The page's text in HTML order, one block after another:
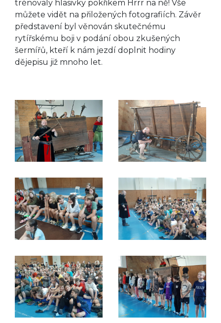
trénovaly hlasivky pokřikem Hrrr na ně! Vše
můžete vidět na přiložených fotografiích. Závěr
představení byl věnován skutečnému
rytířskému boji v podání obou zkušených
šermířů, kteří k nám jezdí doplnit hodiny
dějepisu již mnoho let.